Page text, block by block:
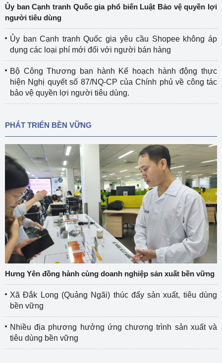
Ủy ban Cạnh tranh Quốc gia phổ biến Luật Bảo vệ quyền lợi
người tiêu dùng
Ủy ban Cạnh tranh Quốc gia yêu cầu Shopee không áp
dụng các loại phí mới đối với người bán hàng
Bộ Công Thương ban hành Kế hoạch hành động thực
hiện Nghị quyết số 87/NQ-CP của Chính phủ về công tác
bảo vệ quyền lợi người tiêu dùng.
PHÁT TRIỂN BỀN VỮNG
Hưng Yên đồng hành cùng doanh nghiệp sản xuất bền vững
Xã Đắk Long (Quảng Ngãi) thúc đẩy sản xuất, tiêu dùng
bền vững
Nhiều địa phương hưởng ứng chương trình sản xuất và
tiêu dùng bền vững